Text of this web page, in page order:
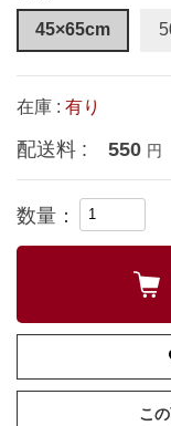
45×65cm
在庫 : 有り
配送料 : 550 円
数量：
こ